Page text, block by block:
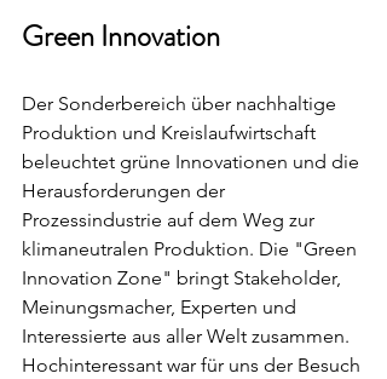
Green Innovation
Der Sonderbereich über nachhaltige
Produktion und Kreislaufwirtschaft
beleuchtet grüne Innovationen und die
Herausforderungen der
Prozessindustrie auf dem Weg zur
klimaneutralen Produktion. Die "Green
Innovation Zone" bringt Stakeholder,
Meinungsmacher, Experten und
Interessierte aus aller Welt zusammen.
Hochinteressant war für uns der Besuch